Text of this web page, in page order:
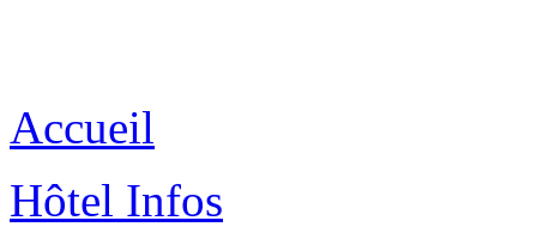
Accueil
Hôtel Infos